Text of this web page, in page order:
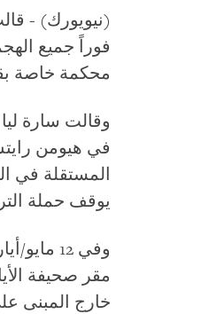
(نيويورك) -
فوراً جميع
محكمة خاصة
وقالت سارة
في هيومن
المستقلة في
يوقف حملة
مقر صحيفة
خارج المبنى